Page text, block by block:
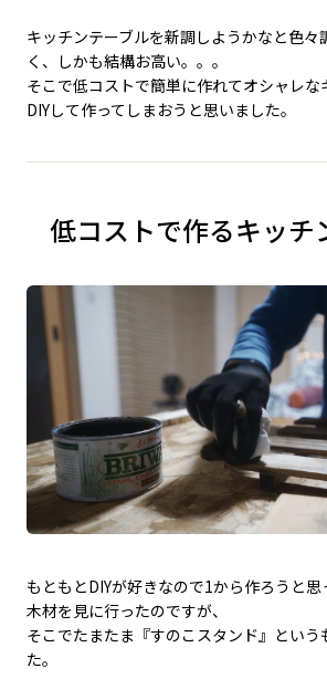
キッチンテーブルを新調しようかなと色々
く、しかも結構お高い。。。
そこで低コストで簡単に作れてオシャレな
DIYして作ってしまおうと思いました。
低コストで作るキッチ
もともとDIYが好きなので1から作ろうと
木材を見に行ったのですが、
そこでたまたま『すのこスタンド』という
た。